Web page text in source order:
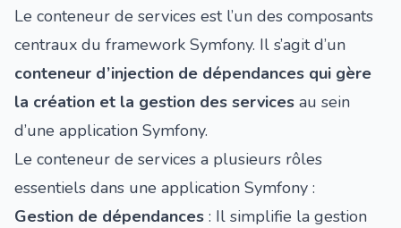
Le conteneur de services est l’un des composants
centraux du framework Symfony. Il s’agit d’un
conteneur d’injection de dépendances qui gère
la création et la gestion des services au sein
d’une application Symfony.
Le conteneur de services a plusieurs rôles
essentiels dans une application Symfony :
Gestion de dépendances : Il simplifie la gestion